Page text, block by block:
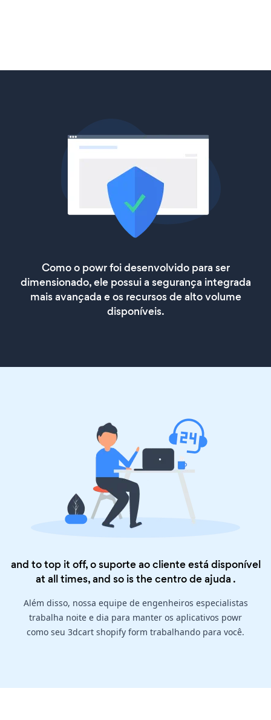
Como o powr foi desenvolvido para ser
dimensionado, ele possui a segurança integrada
mais avançada e os recursos de alto volume
disponíveis.
and to top it off, o suporte ao cliente está disponível
at all times, and so is thecentro de ajuda .
Além disso, nossa equipe de engenheiros especialistas
trabalha noite e dia para manter os aplicativos powr
como seu 3dcart shopify form trabalhando para você.